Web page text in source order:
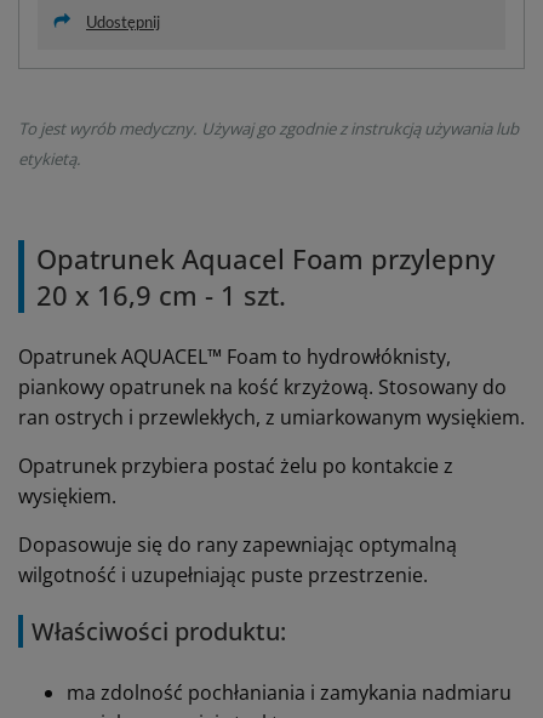
Udostępnij
To jest wyrób medyczny. Używaj go zgodnie z instrukcją używania lub
etykietą.
Opatrunek Aquacel Foam przylepny
20 x 16,9 cm - 1 szt.
Opatrunek AQUACEL™ Foam to hydrowłóknisty,
piankowy opatrunek na kość krzyżową. Stosowany do
ran ostrych i przewlekłych, z umiarkowanym wysiękiem.
Opatrunek przybiera postać żelu po kontakcie z
wysiękiem.
Dopasowuje się do rany zapewniając optymalną
wilgotność i uzupełniając puste przestrzenie.
Właściwości produktu:
ma zdolność pochłaniania i zamykania nadmiaru